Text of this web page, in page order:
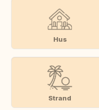
Hus
Strand